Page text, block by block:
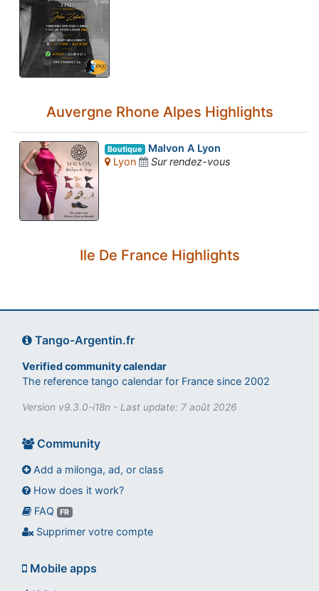
Auvergne Rhone Alpes Highlights
Boutique Malvon A Lyon
Lyon
Sur rendez-vous
Ile De France Highlights
Tango-Argentin.fr
Verified community calendar
The reference tango calendar for France since 2002
Version v9.3.0-i18n - Last update: 7 août 2026
Community
Add a milonga, ad, or class
How does it work?
FAQ
FR
Supprimer votre compte
Mobile apps
Assistant tango-argentin.fr
Questions sur les milongas, cours et stages